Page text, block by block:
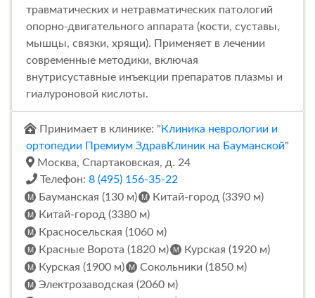
травматических и нетравматических патологий
опорно-двигательного аппарата (кости, суставы,
мышцы, связки, хрящи). Применяет в лечении
современные методики, включая
внутрисуставные инъекции препаратов плазмы и
гиалуроновой кислоты.
Принимает в клинике: " Клиника неврологии и
ортопедии Премиум ЗдравКлиник на Бауманской"
Москва, Спартаковская, д. 24
Телефон: 8 (495) 156-35-22
Бауманская (130 м)
Китай-город (3390 м)
Китай-город (3380 м)
Красносельская (1060 м)
Красные Ворота (1820 м)
Курская (1920 м)
Курская (1900 м)
Сокольники (1850 м)
Электрозаводская (2060 м)